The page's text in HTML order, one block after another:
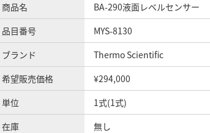
商品名
BA-290液面レベルセンサー
品目番号
MYS-8130
ブランド
Thermo Scientific
希望販売価格
¥294,000
単位
1式(1式)
在庫
無し